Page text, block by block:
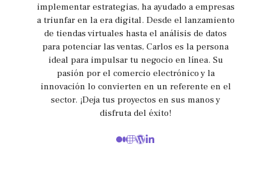
implementar estrategias, ha ayudado a empresas
a triunfar en la era digital. Desde el lanzamiento
de tiendas virtuales hasta el análisis de datos
para potenciar las ventas, Carlos es la persona
ideal para impulsar tu negocio en línea. Su
pasión por el comercio electrónico y la
innovación lo convierten en un referente en el
sector. ¡Deja tus proyectos en sus manos y
disfruta del éxito!